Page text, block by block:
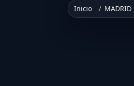
Inicio MADRID